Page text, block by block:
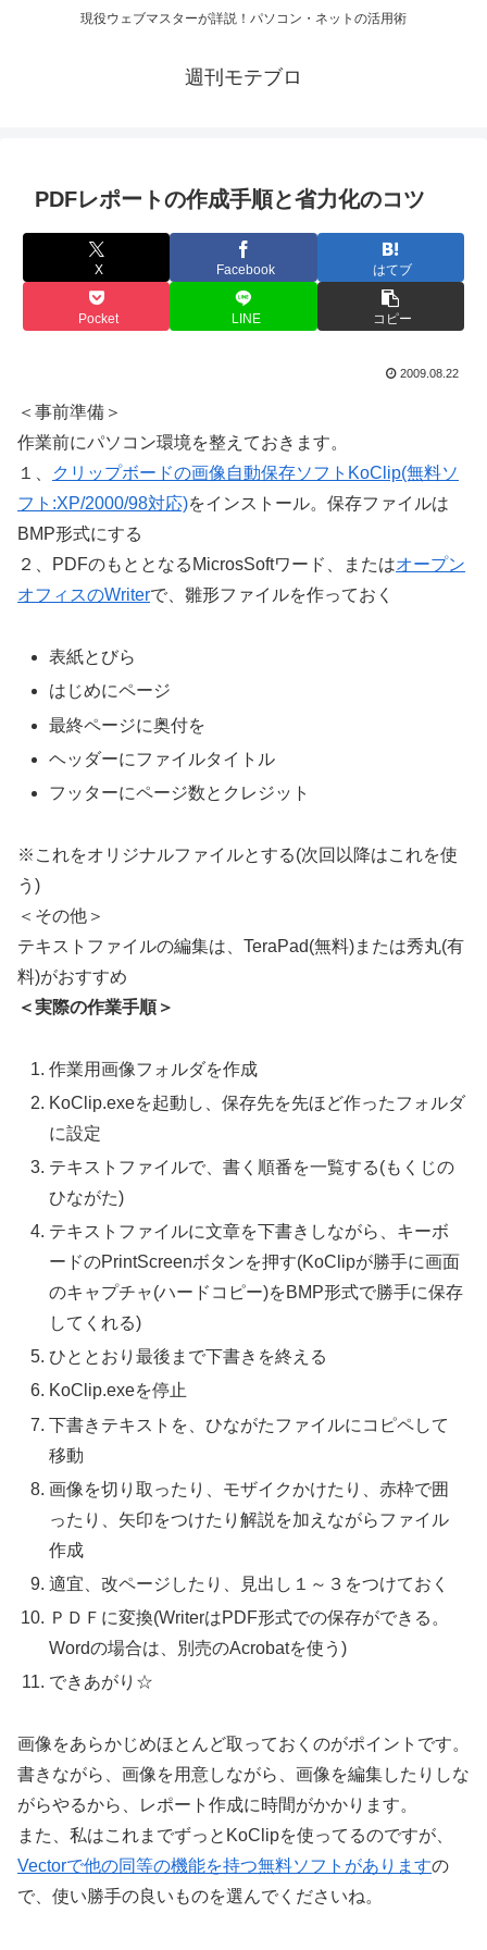
現役ウェブマスターが詳説！パソコン・ネットの活用術
週刊モテブロ
PDFレポートの作成手順と省力化のコツ
X Facebook はてブ
Pocket LINE コピー
2009.08.22
＜事前準備＞
作業前にパソコン環境を整えておきます。
１、
クリップボードの画像自動保存ソフトKoClip(無料ソ
フト:XP/2000/98対応)をインストール。保存ファイルは
BMP形式にする
２、PDFのもととなるMicrosSoftワード、またはオープン
オフィスのWriterで、雛形ファイルを作っておく
表紙とびら
はじめにページ
最終ページに奥付を
ヘッダーにファイルタイトル
フッターにページ数とクレジット
※これをオリジナルファイルとする(次回以降はこれを使
う)
＜その他＞
テキストファイルの編集は、TeraPad(無料)または秀丸(有
料)がおすすめ
＜実際の作業手順＞
作業用画像フォルダを作成
KoClip.exeを起動し、保存先を先ほど作ったフォルダ
に設定
テキストファイルで、書く順番を一覧する(もくじの
ひながた)
テキストファイルに文章を下書きしながら、キーボ
ードのPrintScreenボタンを押す(KoClipが勝手に画面
のキャプチャ(ハードコピー)をBMP形式で勝手に保存
してくれる)
ひととおり最後まで下書きを終える
KoClip.exeを停止
下書きテキストを、ひながたファイルにコピペして
移動
画像を切り取ったり、モザイクかけたり、赤枠で囲
ったり、矢印をつけたり解説を加えながらファイル
作成
適宜、改ページしたり、見出し１～３をつけておく
ＰＤＦに変換(WriterはPDF形式での保存ができる。
Wordの場合は、別売のAcrobatを使う)
できあがり☆
画像をあらかじめほとんど取っておくのがポイントです。
書きながら、画像を用意しながら、画像を編集したりしな
がらやるから、レポート作成に時間がかかります。
また、私はこれまでずっとKoClipを使ってるのですが、
Vectorで他の同等の機能を持つ無料ソフトがありますの
で、使い勝手の良いものを選んでくださいね。